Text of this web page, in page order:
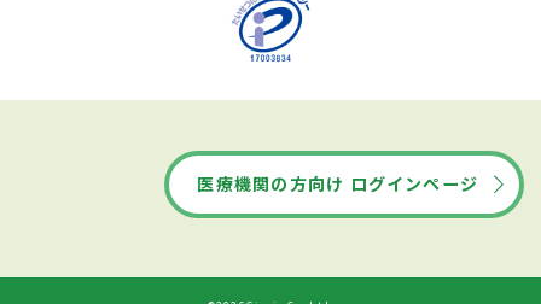
医療機関の方向け ログインページ